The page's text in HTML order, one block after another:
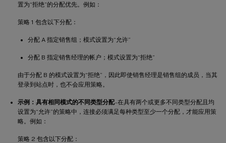
置为“拒绝”的分配优先。例如：
策略 1 包含以下分配：
分配 A 指定销售组；模式设置为“允许”
分配 B 指定销售经理的帐户；模式设置为“拒绝”
由于分配 B 的模式设置为“拒绝”，因此即使销售经理是销售组的成员，当其
登录到站点时，也不会应用策略。
示例：具有相同模式的不同类型分配- 在具有两个或更多不同类型分配且均
设置为“允许”的策略中，连接必须满足每种类型至少一个分配，才能应用策
略。例如：
策略 2 包含以下分配：